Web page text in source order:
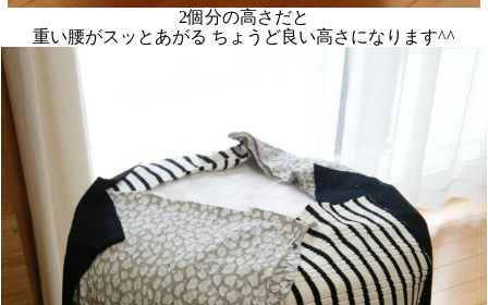
2個分の高さだと
重い腰がスッとあがる ちょうど良い高さになります^^